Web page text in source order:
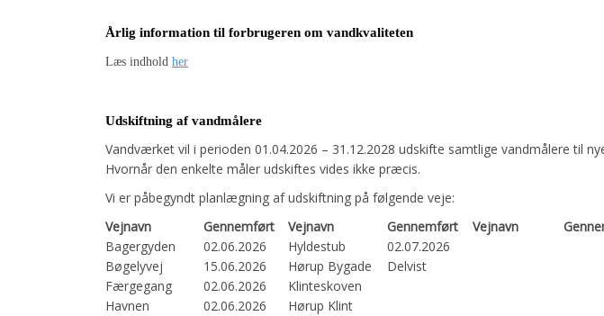
Årlig information til forbrugeren om vandkvaliteten
Læs indhold her
Udskiftning af vandmålere
Vandværket vil i perioden 01.04.2026 – 31.12.2028 udskifte samtlige vandmålere til
Hvornår den enkelte måler udskiftes vides ikke præcis.
Vi er påbegyndt planlægning af udskiftning på følgende veje:
Vejnavn
Gennemført Vejnavn Gennemført Vejnavn
Bagergyden
02.06.2026 Hyldestub
02.07.2026
Bøgelyvej
15.06.2026 Hørup Bygade
Delvist
Færgegang
02.06.2026
Klinteskoven
Havnen
02.06.2026
Hørup Klint